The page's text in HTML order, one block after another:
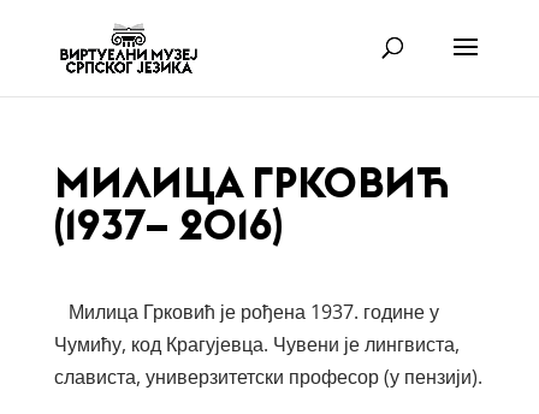
МИЛИЦА ГРКОВИЋ
(1937– 2016)
Милица Грковић је рођена 1937. године у
Чумићу, код Крагујевца. Чувени је лингвиста,
слависта, универзитетски професор (у пензији).